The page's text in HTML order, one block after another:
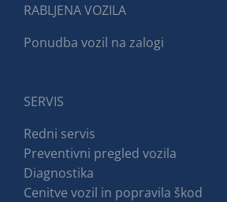
RABLJENA VOZILA
Ponudba vozil na zalogi
SERVIS
Redni servis
Preventivni pregled vozila
Diagnostika
Cenitve vozil in popravila škod